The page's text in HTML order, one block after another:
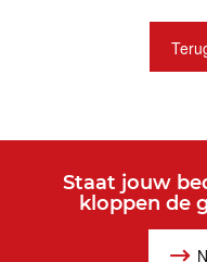
Staat jouw
kloppen de